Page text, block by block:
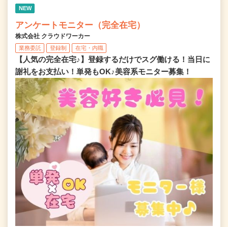
NEW
アンケートモニター（完全在宅）
株式会社 クラウドワーカー
業務委託 登録制 在宅・内職
【人気の完全在宅♪】登録するだけでスグ働ける！当日に
謝礼をお支払い！単発もOK♪美容系モニター募集！